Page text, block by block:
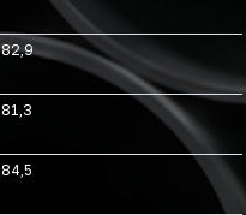
82,9
81,3
84,5